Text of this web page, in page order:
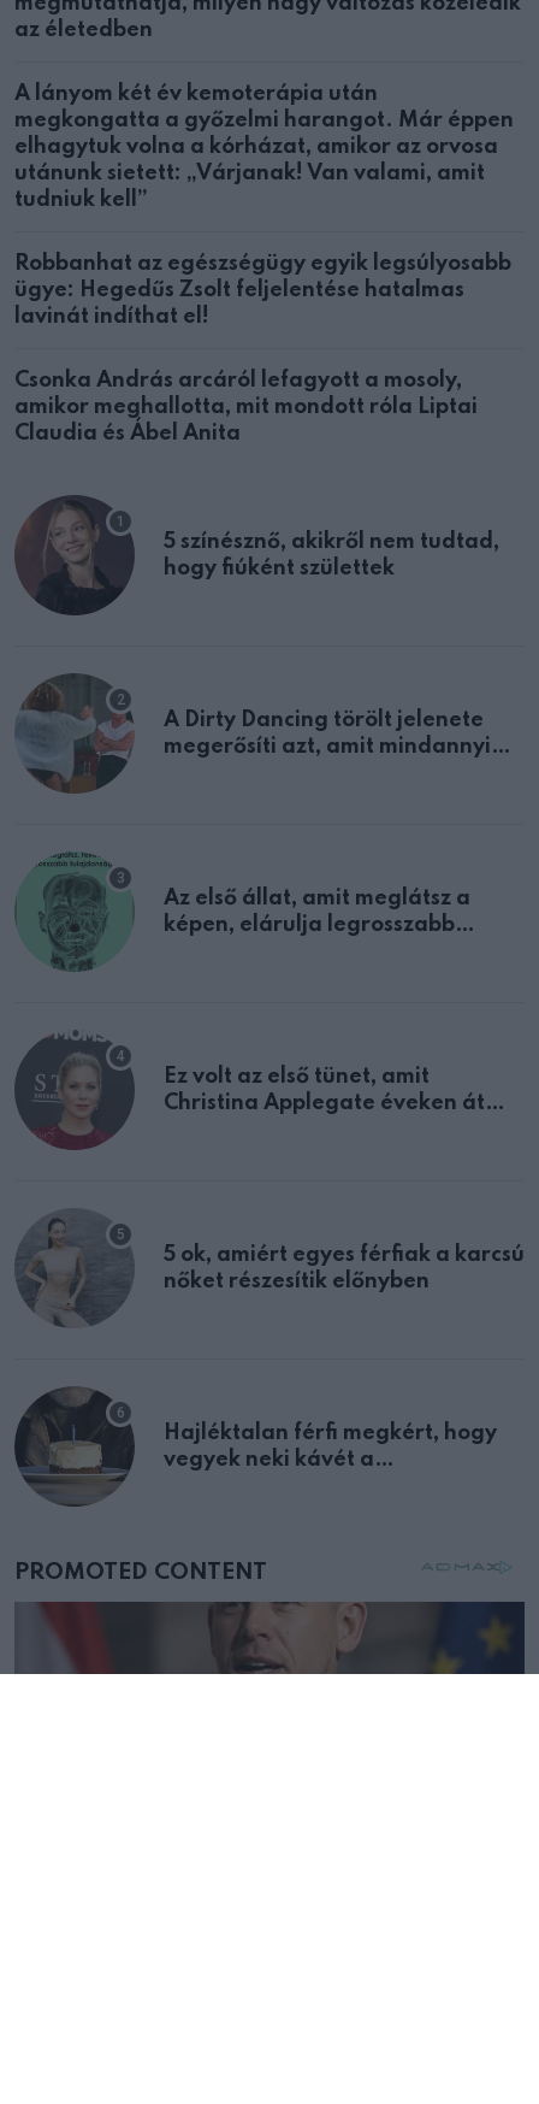
az életedben
A lányom két év kemoterápia után
megkongatta a győzelmi harangot. Már éppen
elhagytuk volna a kórházat, amikor az orvosa
utánunk sietett: „Várjanak! Van valami, amit
tudniuk kell”
Robbanhat az egészségügy egyik legsúlyosabb
ügye: Hegedűs Zsolt feljelentése hatalmas
lavinát indíthat el!
Csonka András arcáról lefagyott a mosoly,
amikor meghallotta, mit mondott róla Liptai
Claudia és Ábel Anita
5 színésznő, akikről nem tudtad,
hogy fiúként születtek
A Dirty Dancing törölt jelenete
megerősíti azt, amit mindannyian
Az első állat, amit meglátsz a
képen, elárulja legrosszabb
Ez volt az első tünet, amit
Christina Applegate éveken át
5 ok, amiért egyes férfiak a karcsú
nőket részesítik előnyben
Hajléktalan férfi megkért, hogy
vegyek neki kávét a